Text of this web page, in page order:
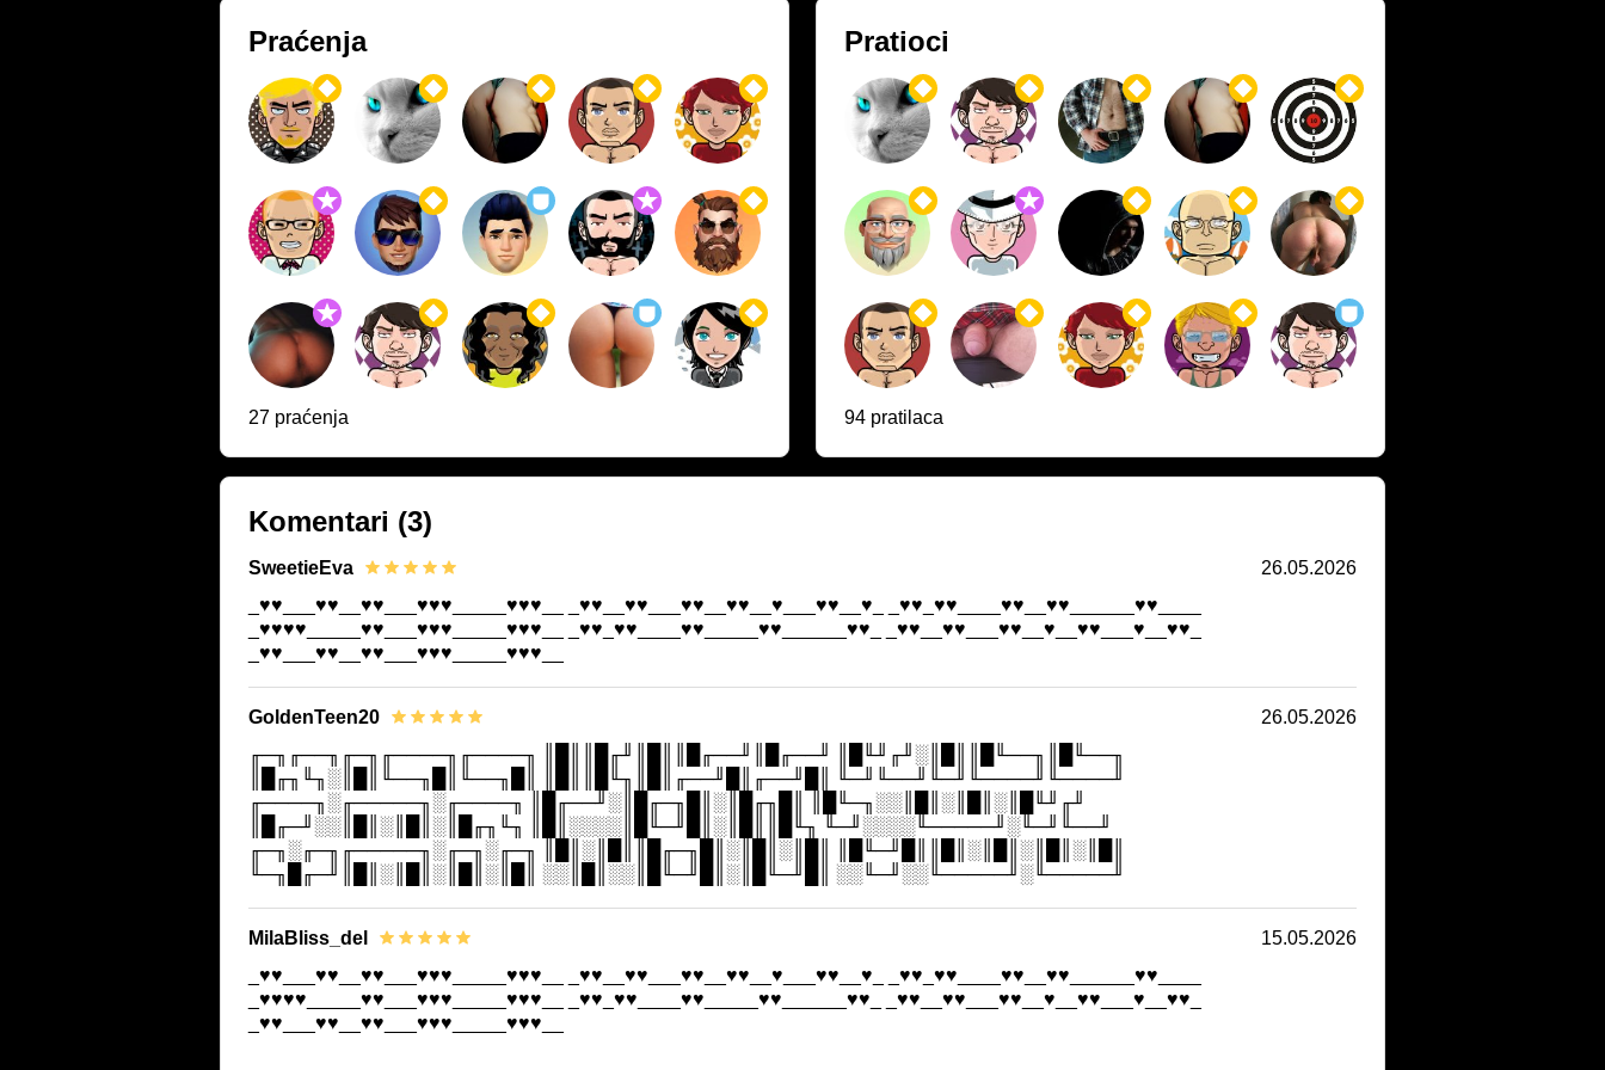
Praćenja
27 praćenja
Pratioci
94 pratilaca
Komentari (3)
SweetieEva
26.05.2026
_♥♥___♥♥__♥♥___♥♥♥_____♥♥♥__ _♥♥__♥♥___♥♥__♥♥__♥___♥♥__♥_ _♥♥_♥♥____♥♥__♥♥______♥♥____
_♥♥♥♥_____♥♥___♥♥♥_____♥♥♥__ _♥♥_♥♥____♥♥_____♥♥______♥♥_ _♥♥__♥♥___♥♥__♥__♥♥___♥__♥♥_
_♥♥___♥♥__♥♥___♥♥♥_____♥♥♥__
GoldenTeen20
26.05.2026
╓─╖╓──╖╓─╖╓────╖╓────╖ ║█║║█╓╜║█║║█╓──╜║█╓──╜ ║█╙╜╓╜░║█║║█╙──╖║█╙──╖
║█╓╖╙╖░║█║╙──╖█║╙──╖█║ ║█║║█╙╖║█║╓──╜█║╓──╜█║ ╙─╜╙──╜╙─╜╙────╜╙────╜
╓────╖░╓─────╖░╓────╖ ║█╓──╜░║█╓─╖█║░║█╓╖█║ ║█╙─╖░░║█║░║█║░║█╙╜╓╜
║█╓─╜░░║█║░║█║░║█╓╖╙╖ ║█║░░░░║█╙─╜█║░║█║║█╙╖ ╙─╜░░░░╙─────╜░╙─╜╙──╜
╓─╖░╓─╖╓─────╖░╓─╖░╓─╖ ║█║░║█║║█╓─╖█║░║█║░║█║ ║█╙─╜█║║█║░║█║░║█║░║█║
╙─╖█╓─╜║█║░║█║░║█║░║█║ ░░║█║░░║█╙─╜█║░║█╙─╜█║ ░░╙─╜░░╙─────╜░╙─────╜
MilaBliss_del
15.05.2026
_♥♥___♥♥__♥♥___♥♥♥_____♥♥♥__ _♥♥__♥♥___♥♥__♥♥__♥___♥♥__♥_ _♥♥_♥♥____♥♥__♥♥______♥♥____
_♥♥♥♥_____♥♥___♥♥♥_____♥♥♥__ _♥♥_♥♥____♥♥_____♥♥______♥♥_ _♥♥__♥♥___♥♥__♥__♥♥___♥__♥♥_
_♥♥___♥♥__♥♥___♥♥♥_____♥♥♥__